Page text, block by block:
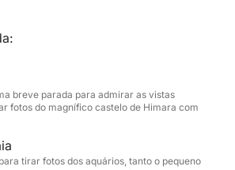
Baía de Cristal, Baía do Casal,
da Pomba, Praia de Gjipe,
(Grutas Gêmeas), Gruta do
Alevra, você terá tempo para
cada parada. O itinerário foi
com snorkel e relaxar nas águas
breve parada para admirar as vistas
fotos do magnífico castelo de Himara com
tirar fotos dos aquários, tanto o pequeno